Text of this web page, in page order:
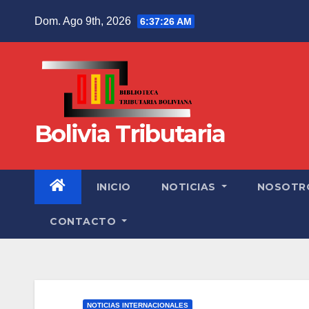
Dom. Ago 9th, 2026 6:37:27 AM
Bolivia Tributaria
INICIO NOTICIAS
CONTACTO
NOTICIAS INTERNACIONALES